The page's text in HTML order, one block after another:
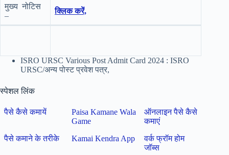
मुख्य नोटिस
–
क्लिक करें,
ISRO URSC Various Post Admit Card 2024 : ISRO
URSC/अन्य पोस्ट प्रवेश पत्र,
स्पेशल लिंक
पैसे कैसे कमायें
Paisa Kamane Wala
Game
ऑनलाइन पैसे कैसे
कमाएं
पैसे कमाने के तरीके
Kamai Kendra App
वर्क फ्रॉम होम
जॉब्स